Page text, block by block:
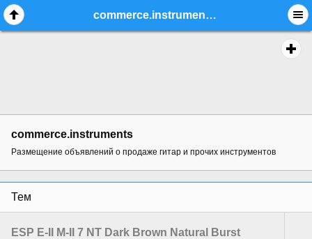
commerce.instruments - стр. 4 - Форум гитаристов
commerce.instruments
Размещение объявлений о продаже гитар и прочих инструментов
Тем
ESP E-II M-II 7 NT Dark Brown Natural Burst